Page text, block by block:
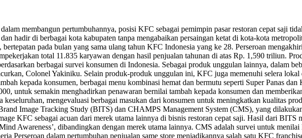
membangun pertumbuhannya, posisi KFC sebagai pemimpin pasar restoran cepat saji
hadir di berbagai kota kabupaten tanpa mengabaikan persaingan ketat di kota-kota
pada bulan yang sama ulang tahun KFC Indonesia yang ke 28. Perseroan
total 11.835 karyawan dengan hasil penjualan tahunan di atas Rp. 1,590 triliun.
berbagai survei konsumen di Indonesia. Sebagai produk unggulan lainnya, dalam
Colonel Yakiniku. Selain produk-produk unggulan ini, KFC juga memenuhi selera
kepada konsumen, berbagai menu kombinasi hemat dan bermutu seperti Super Panas
untuk semakin menghadirkan penawaran bernilai tambah kepada konsumen dan
keseluruhan, mengevaluasi berbagai masukan dari konsumen untuk meningkatkan kualitas
Image Tracking Study (BITS) dan CHAMPS Management System (CMS), yang
KFC sebagai acuan dari merek utama lainnya di bisnis restoran cepat saji. Hasil dari
Awareness’, dibandingkan dengan merek utama lainnya. CMS adalah survei untuk
Perseroan dalam pertumbuhan penjualan same store menjadikannya salah satu KFC